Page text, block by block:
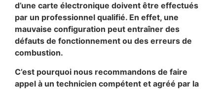
d’une carte électronique doivent être effectués
par un professionnel qualifié. En effet, une
mauvaise configuration peut entraîner des
défauts de fonctionnement ou des erreurs de
combustion.
C’est pourquoi nous recommandons de faire
appel à un technicien compétent et agréé par la